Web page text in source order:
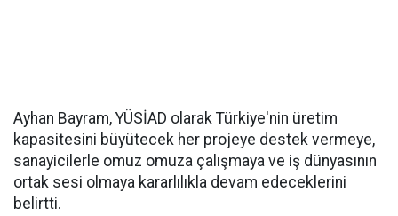
Ayhan Bayram, YÜSİAD olarak Türkiye'nin üretim
kapasitesini büyütecek her projeye destek vermeye,
sanayicilerle omuz omuza çalışmaya ve iş dünyasının
ortak sesi olmaya kararlılıkla devam edeceklerini
belirtti.